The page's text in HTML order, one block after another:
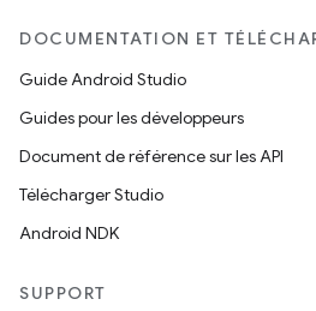
DOCUMENTATION ET
Guide Android Studio
Guides pour les développeurs
Document de référence sur les API
Télécharger Studio
Android NDK
SUPPORT